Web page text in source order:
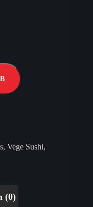
, Vege Sushi,
(0)